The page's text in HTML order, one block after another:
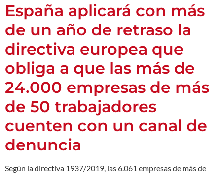
España aplicará con más
de un año de retraso la
directiva europea que
obliga a que las más de
24.000 empresas de más
de 50 trabajadores
cuenten con un canal de
denuncia
Según la directiva 1937/2019, las 6.061 empresas de más de